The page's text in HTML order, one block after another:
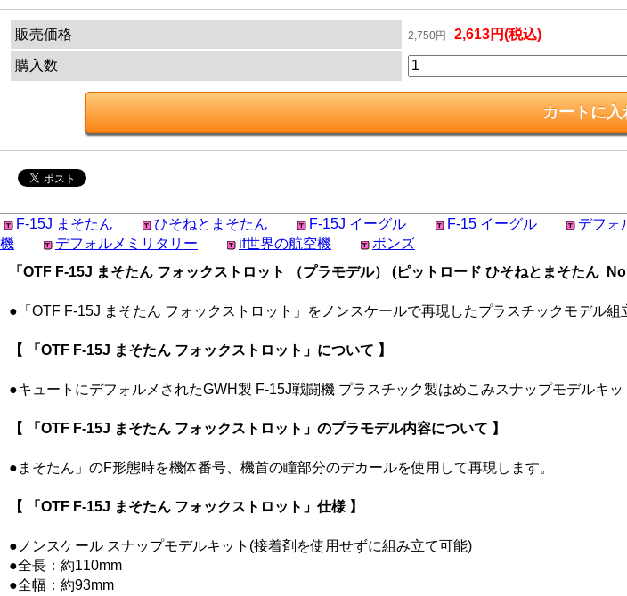
販売価格 2,750円 2,613円(税込)
購入数
F-15J まそたん ひそねとまそたん F-15J イーグル F-15 イーグル デフォ
機
デフォルメミリタリー if世界の航空機
ボンズ
「OTF F-15J まそたん フォックストロット （プラモデル） (ピットロード ひそねとまそたん
●「OTF F-15J まそたん フォックストロット」をノンスケールで再現したプラスチックモデル組
【 「OTF F-15J まそたん フォックストロット」について 】
●キュートにデフォルメされたGWH製 F-15J戦闘機 プラスチック製はめこみスナップモデルキッ
【 「OTF F-15J まそたん フォックストロット」のプラモデル内容について 】
●まそたん」のF形態時を機体番号、機首の瞳部分のデカールを使用して再現します。
【 「OTF F-15J まそたん フォックストロット」仕様 】
●ノンスケール スナップモデルキット(接着剤を使用せずに組み立て可能)
●全長：約110mm
●全幅：約93mm